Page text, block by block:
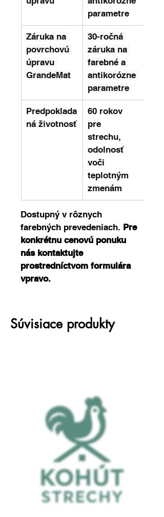
parametre
Záruka na
povrchovú
úpravu
GrandeMat
30-ročná
záruka na
farebné a
antikorózne
parametre
Predpoklada
ná životnosť
60 rokov
pre
strechu,
odolnosť
voči
teplotným
zmenám
Dostupný v rôznych
farebných prevedeniach. Pre
konkrétnu cenovú ponuku
nás kontaktujte
prostredníctvom formulára
vpravo.
Súvisiace produkty